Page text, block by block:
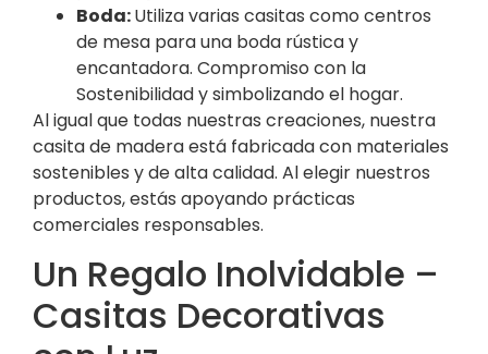
Boda:Utiliza varias casitas como centros
de mesa para una boda rústica y
encantadora. Compromiso con la
Sostenibilidad y simbolizando el hogar.
Al igual que todas nuestras creaciones, nuestra
casita de madera está fabricada con materiales
sostenibles y de alta calidad. Al elegir nuestros
productos, estás apoyando prácticas
comerciales responsables.
Un Regalo Inolvidable –
Casitas Decorativas